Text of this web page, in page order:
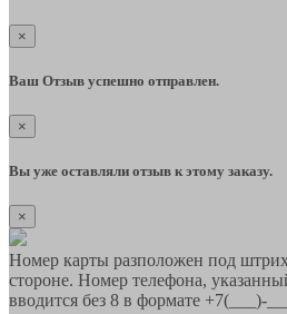
×
Ваш Отзыв успешно отправлен.
×
Вы уже оставляли отзыв к этому заказу.
×
Номер карты разположен под
стороне. Номер телефона,
вводится без 8 в формате +7(___)-